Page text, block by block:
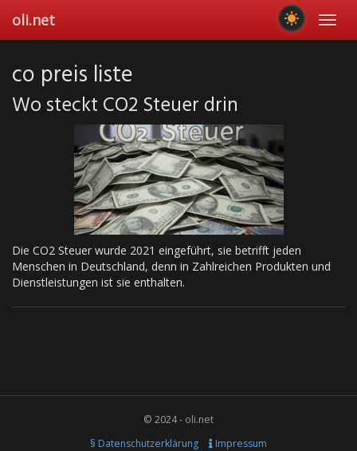
main
oli.net
co preis liste
Wo steckt CO2 Steuer drin
Die CO2 Steuer wurde 2021 eingeführt, sie betrifft jeden
Menschen in Deutschland, denn in Zahlreichen Produkten und
Dienstleistungen ist sie enthalten.
© 2024 - oli.net
§ Datenschutzerklärung
Impressum